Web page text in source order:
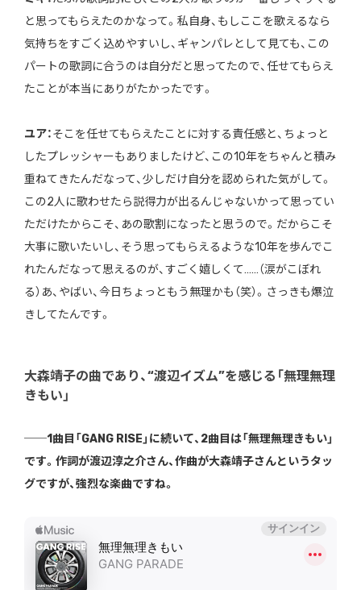
と思ってもらえたのかなって。私自身、もしここを歌えるなら
気持ちをすごく込めやすいし、ギャンパレとして見ても、この
パートの歌詞に合うのは自分だと思ってたので、任せてもらえ
たことが本当にありがたかったです。
ユア：そこを任せてもらえたことに対する責任感と、ちょっと
したプレッシャーもありましたけど、この10年をちゃんと積み
重ねてきたんだなって、少しだけ自分を認められた気がして。
この2人に歌わせたら説得力が出るんじゃないかって思ってい
ただけたからこそ、あの歌割になったと思うので。だからこそ
大事に歌いたいし、そう思ってもらえるような10年を歩んでこ
れたんだなって思えるのが、すごく嬉しくて……（涙がこぼれ
る）あ、やばい、今日ちょっともう無理かも（笑）。さっきも爆泣
きしてたんです。
大森靖子の曲であり、“渡辺イズム”を感じる「無理無理
きもい」
──1曲目「GANG RISE」に続いて、2曲目は「無理無理きもい」
です。作詞が渡辺淳之介さん、作曲が大森靖子さんというタッ
グですが、強烈な楽曲ですね。